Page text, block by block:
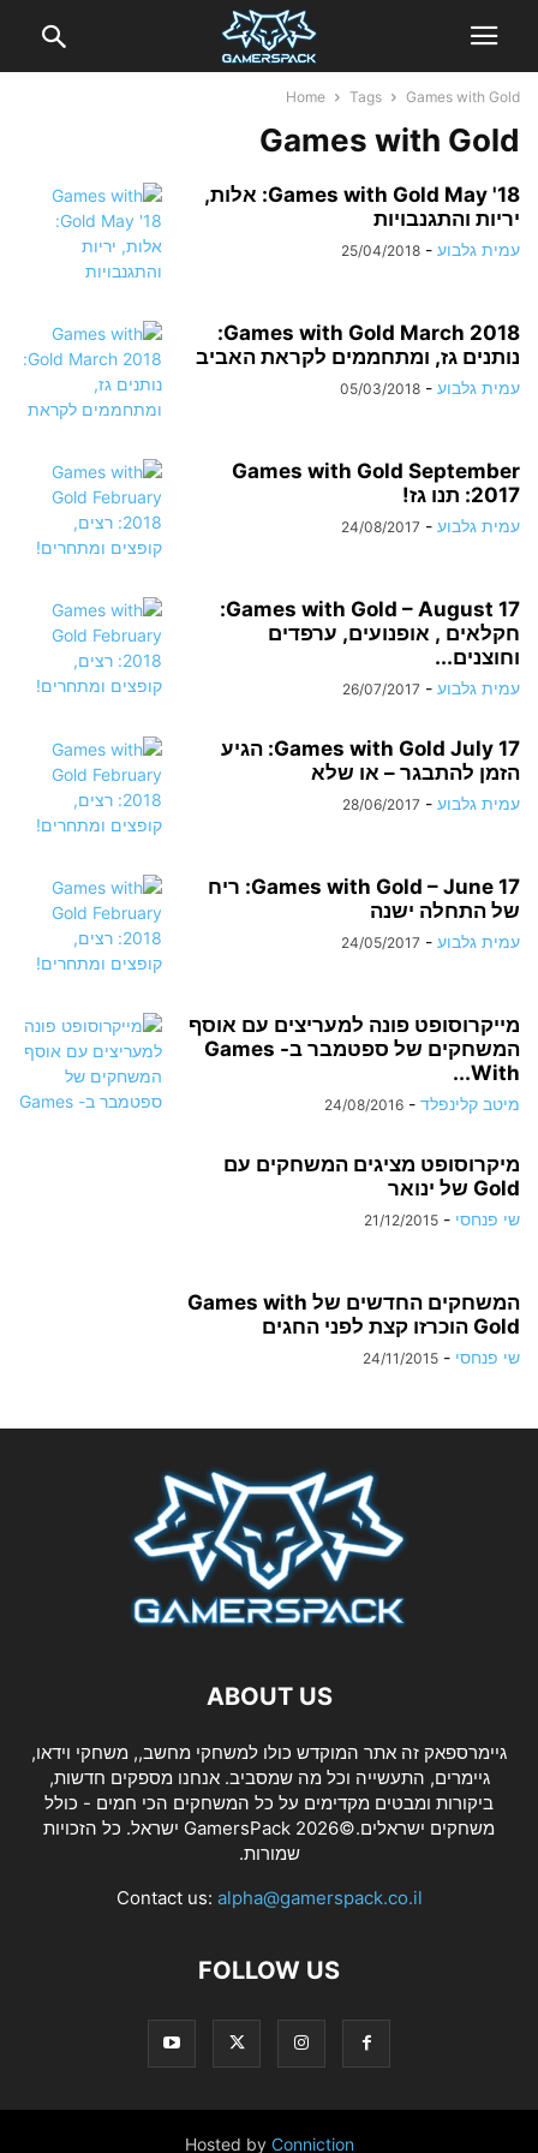
Home Tags Games with Gold
Games with Gold
Games with Gold May '18: אלות,
יריות והתגנבויות
עמית גלבוע -
25/04/2018
Games with Gold March 2018:
נותנים גז, ומתחממים לקראת האביב
עמית גלבוע -
05/03/2018
Games with Gold September
2017: תנו גז!
עמית גלבוע -
24/08/2017
Games with Gold – August 17:
חקלאים , אופנועים, ערפדים
וחוצנים...
עמית גלבוע -
26/07/2017
Games with Gold July 17: הגיע
הזמן להתבגר – או שלא
עמית גלבוע -
28/06/2017
Games with Gold – June 17: ריח
של התחלה ישנה
עמית גלבוע -
24/05/2017
מייקרוסופט פונה למעריצים עם אוסף
המשחקים של ספטמבר ב- Games
With...
מיטב קלינפלד -
24/08/2016
מיקרוסופט מציגים המשחקים עם
Gold של ינואר
שי פנחסי -
21/12/2015
המשחקים החדשים של Games with
Gold הוכרזו קצת לפני החגים
שי פנחסי -
24/11/2015
ABOUT US
גיימרספאק זה אתר המוקדש כולו למשחקי מחשב,, משחקי וידאו,
גיימרים, התעשייה וכל מה שמסביב. אנחנו מספקים חדשות,
ביקורות ומבטים מקדימים על כל המשחקים הכי חמים - כולל
משחקים ישראלים.©2026 GamersPack ישראל. כל הזכויות
שמורות.
Contact us: alpha@gamerspack.co.il
FOLLOW US
Hosted by Conniction